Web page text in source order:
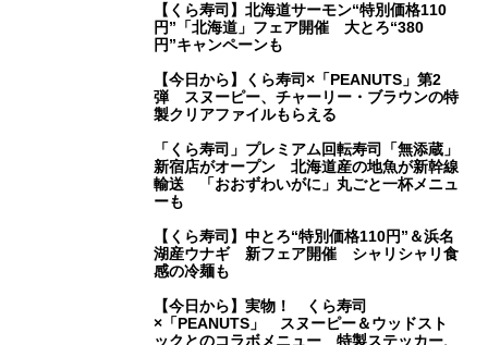
【くら寿司】北海道サーモン“特別価格110
円”「北海道」フェア開催 大とろ“380
円”キャンペーンも
【今日から】くら寿司×「PEANUTS」第2
弾 スヌーピー、チャーリー・ブラウンの特
製クリアファイルもらえる
「くら寿司」プレミアム回転寿司「無添蔵」
新宿店がオープン 北海道産の地魚が新幹線
輸送 「おおずわいがに」丸ごと一杯メニュ
ーも
【くら寿司】中とろ“特別価格110円”＆浜名
湖産ウナギ 新フェア開催 シャリシャリ食
感の冷麺も
【今日から】実物！ くら寿司
×「PEANUTS」 スヌーピー＆ウッドスト
ックとのコラボメニュー 特製ステッカー、